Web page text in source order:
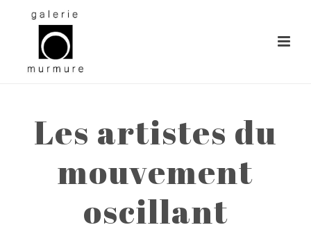
Les artistes du
mouvement
oscillant